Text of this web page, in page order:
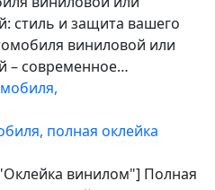
стиль и защита вашего
виниловой или
– современное…
полная оклейка
винилом"] Полная